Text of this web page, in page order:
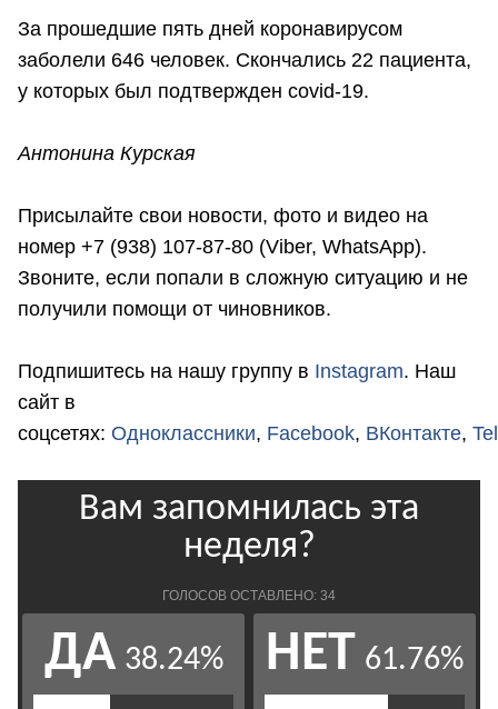
За прошедшие пять дней коронавирусом
заболели 646 человек. Скончались 22 пациента,
у которых был подтвержден covid-19.
Антонина Курская
Присылайте свои новости, фото и видео на
номер +7 (938) 107-87-80 (Viber, WhatsApp).
Звоните, если попали в сложную ситуацию и не
получили помощи от чиновников.
Подпишитесь на нашу группу в Instagram. Наш
сайт в
соцсетях: Одноклассники, Facebook, ВКонтакте,